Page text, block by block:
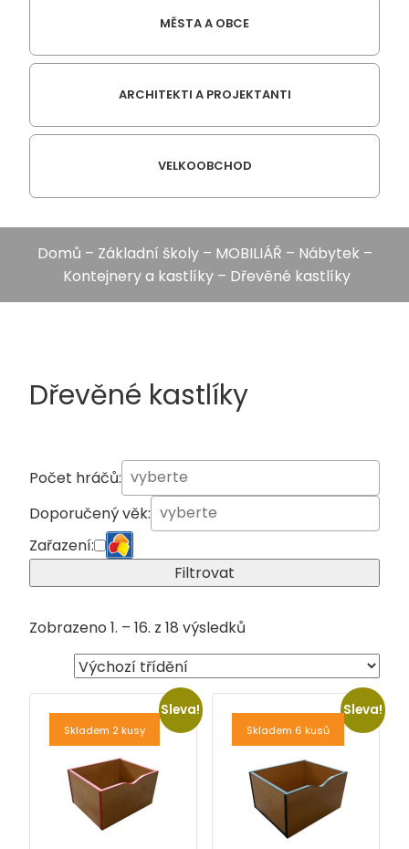
MĚSTA A OBCE
ARCHITEKTI A PROJEKTANTI
VELKOOBCHOD
Domů – Základní školy– MOBILIÁŘ – Nábytek –
Kontejnery a kastlíky– Dřevěné kastlíky
Dřevěné kastlíky
Počet hráčů:
Doporučený věk:
Zařazení:
Filtrovat
Zobrazeno 1. – 16. z 18 výsledků
Sleva!
Skladem 2 kusy
Sleva!
Skladem 6 kusů